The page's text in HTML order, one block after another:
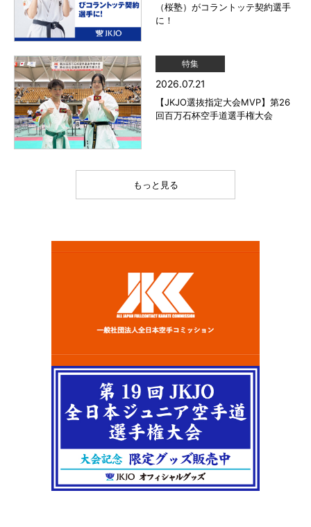
（桜塾）がコラントッテ契約選手
に！
特集
2026.07.21
【JKJO選抜指定大会MVP】第26
回百万石杯空手道選手権大会
もっと見る